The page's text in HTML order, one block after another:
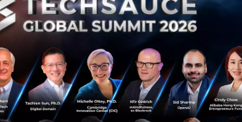
Eco-Lodges ดึงนักท่องเที่ยวมา ‘ปลูกให้
ป่า’ สานต่อทำธุรกิจบนหลักการ Sustainability
Lodges อย่าง Anurak Community Lodge ผลักดัน ‘ปลูก
นป่า’ ชวนนักท่องเที่ยวให้มีส่วนร่วมในการฟื้นฟูป่าและ
นิเวศ อีกหนึ่งโครงการของ YAANA Ventures ที่มุ่งสร้าง